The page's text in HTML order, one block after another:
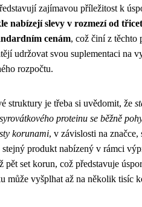
zajímavou příležitost k
nabízejí slevy v rozmezí od
cenám, což činí z těchto
udržovat svou suplementaci na
rozpočtu.
struktury je třeba si uvědomit, že
proteinu se běžně
korunami, v závislosti na značce,
produkt nabízený v rámci
pět set korun, což představuje
může vyšplhat až na několik tisíc